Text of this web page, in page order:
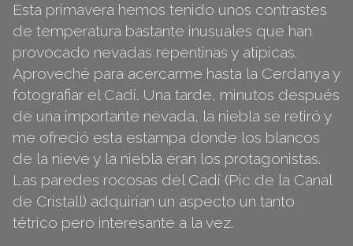
Esta primavera hemos tenido unos contrastes
de temperatura bastante inusuales que han
provocado nevadas repentinas y atípicas.
Aproveché para acercarme hasta la Cerdanya y
fotografiar el Cadí. Una tarde, minutos después
de una importante nevada, la niebla se retiró y
me ofreció esta estampa donde los blancos
de la nieve y la niebla eran los protagonistas.
Las paredes rocosas del Cadí (Pic de la Canal
de Cristall) adquirían un aspecto un tanto
tétrico pero interesante a la vez.